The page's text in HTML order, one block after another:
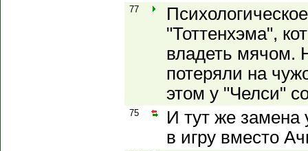
77
"Тоттенхэма",
владеть мячом.
потеряли на
этом у "Челси"
75
И тут же замена
в игру вместо